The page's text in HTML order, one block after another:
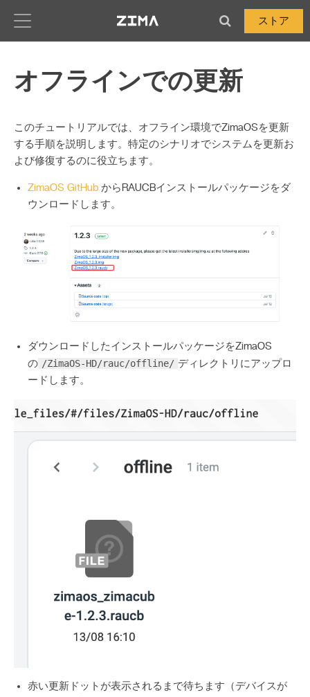
ストア
オフラインでの更新
このチュートリアルでは、オフライン環境でZimaOSを更新
する手順を説明します。特定のシナリオでシステムを更新お
よび修復するのに役立ちます。
ZimaOS GitHub からRAUCBインストールパッケージをダ
ウンロードします。
ダウンロードしたインストールパッケージをZimaOS
の /ZimaOS-HD/rauc/offline/ ディレクトリにアップロ
ードします。
赤い更新ドットが表示されるまで待ちます（デバイスが